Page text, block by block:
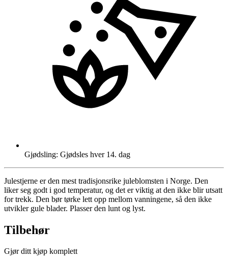
Gjødsling: Gjødsles hver 14. dag
Julestjerne er den mest tradisjonsrike juleblomsten i Norge. Den
liker seg godt i god temperatur, og det er viktig at den ikke blir utsatt
for trekk. Den bør tørke lett opp mellom vanningene, så den ikke
utvikler gule blader. Plasser den lunt og lyst.
Tilbehør
Gjør ditt kjøp komplett